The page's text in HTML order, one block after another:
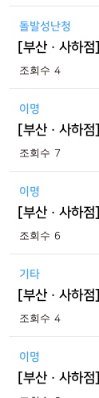
돌발성난청
[부산 · 사하
4
이명
7
이명
[부산 · 사하
6
기타
4
이명